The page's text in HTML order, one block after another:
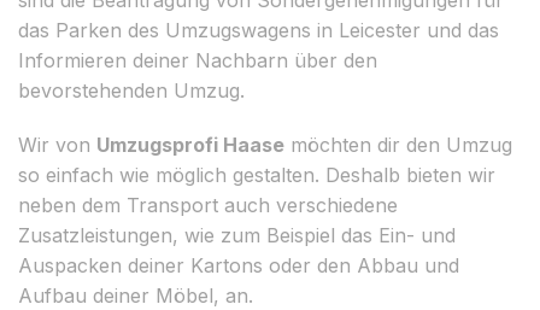
das Parken des Umzugswagens in Leicester und das
Informieren deiner Nachbarn über den
bevorstehenden Umzug.
Wir von Umzugsprofi Haase möchten dir den Umzug
so einfach wie möglich gestalten. Deshalb bieten wir
neben dem Transport auch verschiedene
Zusatzleistungen, wie zum Beispiel das Ein- und
Auspacken deiner Kartons oder den Abbau und
Aufbau deiner Möbel, an.